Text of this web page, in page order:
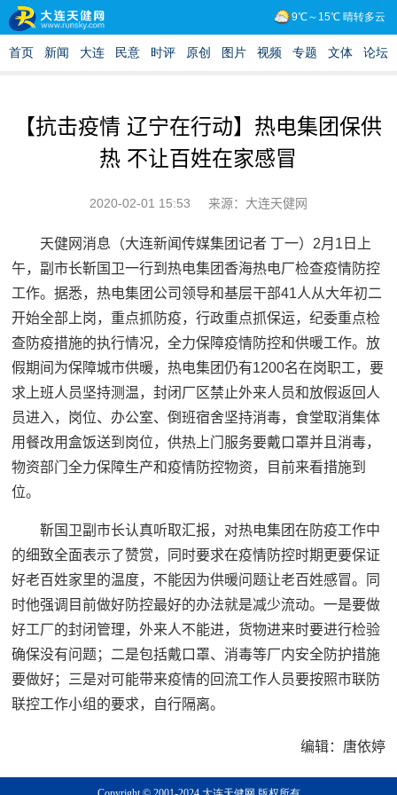
【抗击疫情 辽宁在行动】热电集团保供
热 不让百姓在家感冒
2020-02-01 15:53 来源：大连天健网
天健网消息（大连新闻传媒集团记者 丁一）2月1日上
午，副市长靳国卫一行到热电集团香海热电厂检查疫情防控
工作。据悉，热电集团公司领导和基层干部41人从大年初二
开始全部上岗，重点抓防疫，行政重点抓保运，纪委重点检
查防疫措施的执行情况，全力保障疫情防控和供暖工作。放
假期间为保障城市供暖，热电集团仍有1200名在岗职工，要
求上班人员坚持测温，封闭厂区禁止外来人员和放假返回人
员进入，岗位、办公室、倒班宿舍坚持消毒，食堂取消集体
用餐改用盒饭送到岗位，供热上门服务要戴口罩并且消毒，
物资部门全力保障生产和疫情防控物资，目前来看措施到
位。
靳国卫副市长认真听取汇报，对热电集团在防疫工作中
的细致全面表示了赞赏，同时要求在疫情防控时期更要保证
好老百姓家里的温度，不能因为供暖问题让老百姓感冒。同
时他强调目前做好防控最好的办法就是减少流动。一是要做
好工厂的封闭管理，外来人不能进，货物进来时要进行检验
确保没有问题；二是包括戴口罩、消毒等厂内安全防护措施
要做好；三是对可能带来疫情的回流工作人员要按照市联防
联控工作小组的要求，自行隔离。
编辑：唐依婷